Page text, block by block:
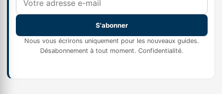
S'abonner
Nous vous écrirons uniquement pour les nouveaux guides.
Désabonnement à tout moment. Confidentialité.